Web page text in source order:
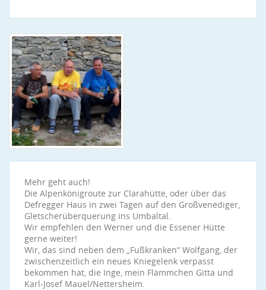
Mehr geht auch!
Die Alpenkönigroute zur Clarahütte, oder über das
Defregger Haus in zwei Tagen auf den Großvenediger,
Gletscherüberquerung ins Umbaltal.
Wir empfehlen den Werner und die Essener Hütte
gerne weiter!
Wir, das sind neben dem „Fußkranken“ Wolfgang, der
zwischenzeitlich ein neues Kniegelenk verpasst
bekommen hat, die Inge, mein Flämmchen Gitta und
Karl-Josef Mauel/Nettersheim.